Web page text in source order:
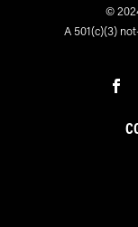
©
A 501(c)(3)